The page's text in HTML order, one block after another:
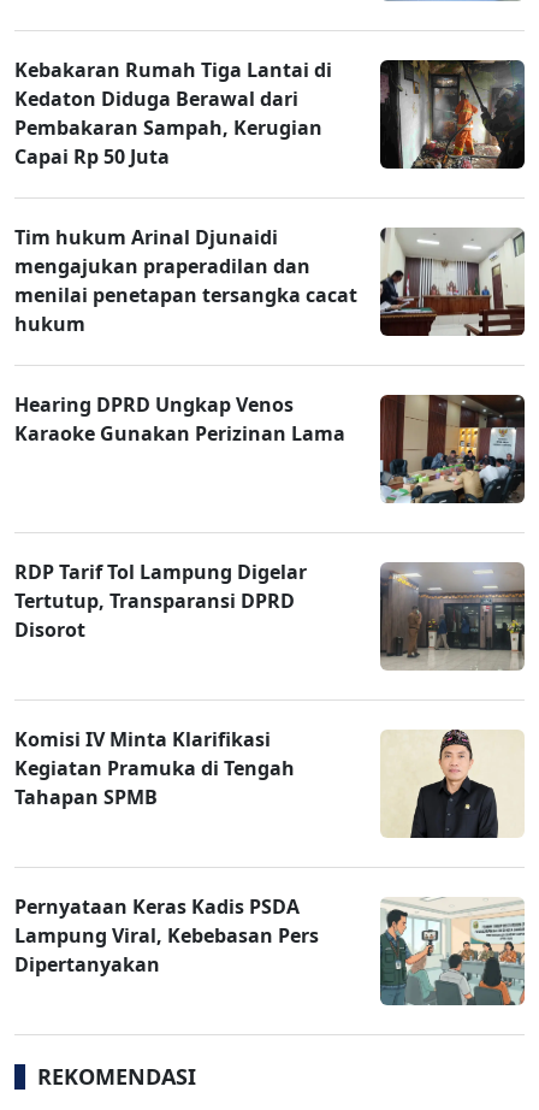
Kebakaran Rumah Tiga Lantai di
Kedaton Diduga Berawal dari
Pembakaran Sampah, Kerugian
Capai Rp 50 Juta
Tim hukum Arinal Djunaidi
mengajukan praperadilan dan
menilai penetapan tersangka cacat
hukum
Hearing DPRD Ungkap Venos
Karaoke Gunakan Perizinan Lama
RDP Tarif Tol Lampung Digelar
Tertutup, Transparansi DPRD
Disorot
Komisi IV Minta Klarifikasi
Kegiatan Pramuka di Tengah
Tahapan SPMB
Pernyataan Keras Kadis PSDA
Lampung Viral, Kebebasan Pers
Dipertanyakan
REKOMENDASI